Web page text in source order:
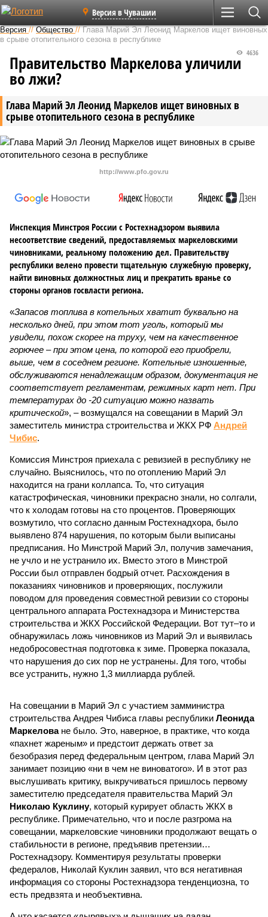
Версия в Чувашии
Версия //Общество //Глава Марий Эл Леонид Маркелов ищет виновных
в срыве отопительного сезона в республике
Глава Марий Эл Леонид Маркелов ищет виновных в
срыве отопительного сезона в республике
4636
Правительство Маркелова уличили
во лжи?
http://www.pfo.gov.ru
Инспекция Минстроя России с Ростехнадзором выявила
несоответствие сведений, предоставляемых маркеловскими
чиновниками, реальному положению дел. Правительству
республики велено провести тщательную служебную проверку,
найти виновных должностных лиц и прекратить вранье со
стороны органов госвласти региона.
«Запасов топлива в котельных хватит буквально на
несколько дней, при этом тот уголь, который мы
увидели, похож скорее на труху, чем на качественное
горючее – при этом цена, по которой его приобрели,
выше, чем в соседнем регионе. Котельные изношенные,
обслуживаются ненадлежащим образом, документация не
соответствует регламентам, режимных карт нет. При
температурах до -20 ситуацию можно назвать
критической», – возмущался на совещании в Марий Эл
заместитель министра строительства и ЖКХ РФ Андрей
Чибис.
Комиссия Минстроя приехала с ревизией в республику не
случайно. Выяснилось, что по отоплению Марий Эл
находится на грани коллапса. То, что ситуация
катастрофическая, чиновники прекрасно знали, но солгали,
что к холодам готовы на сто процентов. Проверяющих
возмутило, что согласно данным Ростехнадхора, было
выявлено 874 нарушения, по которым были выписаны
предписания. Но Минстрой Марий Эл, получив замечания,
не учло и не устранило их. Вместо этого в Минстрой
России был отправлен бодрый отчет. Расхождения в
показаниях чиновников и проверяющих, послужили
поводом для проведения совместной ревизии со стороны
центрального аппарата Ростехнадзора и Министерства
строительства и ЖКХ Российской Федерации. Вот тут–то и
обнаружилась ложь чиновников из Марий Эл и выявилась
недобросовестная подготовка к зиме. Проверка показала,
что нарушения до сих пор не устранены. Для того, чтобы
все устранить, нужно 1,3 миллиарда рублей.
На совещании в Марий Эл с участием замминистра
строительства Андрея Чибиса главы республики Леонида
Маркеловане было. Это, наверное, в практике, что когда
«пахнет жареным» и предстоит держать ответ за
безобразия перед федеральным центром, глава Марий Эл
занимает позицию «ни в чем не виноватого». И в этот раз
выслушивать критику, выкручиваться пришлось первому
заместителю председателя правительства Марий Эл
Николаю Куклину, который курирует область ЖКХ в
республике. Примечательно, что и после разгрома на
совещании, маркеловские чиновники продолжают вещать о
стабильности в регионе, предъявив претензии…
Ростехнадзору. Комментируя результаты проверки
федералов, Николай Куклин заявил, что вся негативная
информация со стороны Ростехнадзора тенденциозна, то
есть предвзята и необъективна.